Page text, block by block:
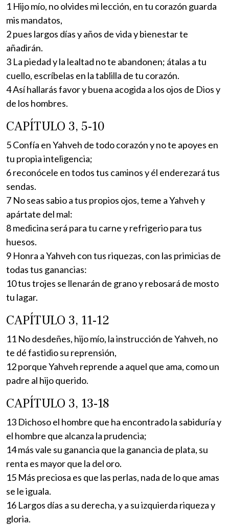
1 Hijo mío, no olvides mi lección, en tu corazón guarda
mis mandatos,
2 pues largos días y años de vida y bienestar te
añadirán.
3 La piedad y la lealtad no te abandonen; átalas a tu
cuello, escríbelas en la tablilla de tu corazón.
4 Así hallarás favor y buena acogida a los ojos de Dios y
de los hombres.
CAPÍTULO 3, 5-10
5 Confía en Yahveh de todo corazón y no te apoyes en
tu propia inteligencia;
6 reconócele en todos tus caminos y él enderezará tus
sendas.
7 No seas sabio a tus propios ojos, teme a Yahveh y
apártate del mal:
8 medicina será para tu carne y refrigerio para tus
huesos.
9 Honra a Yahveh con tus riquezas, con las primicias de
todas tus ganancias:
10 tus trojes se llenarán de grano y rebosará de mosto
tu lagar.
CAPÍTULO 3, 11-12
11 No desdeñes, hijo mío, la instrucción de Yahveh, no
te dé fastidio su reprensión,
12 porque Yahveh reprende a aquel que ama, como un
padre al hijo querido.
CAPÍTULO 3, 13-18
13 Dichoso el hombre que ha encontrado la sabiduría y
el hombre que alcanza la prudencia;
14 más vale su ganancia que la ganancia de plata, su
renta es mayor que la del oro.
15 Más preciosa es que las perlas, nada de lo que amas
se le iguala.
16 Largos días a su derecha, y a su izquierda riqueza y
gloria.